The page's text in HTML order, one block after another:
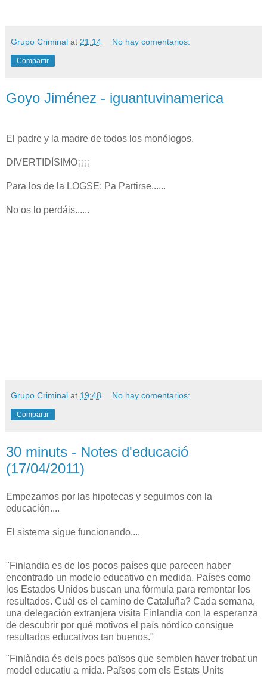
Grupo Criminal at 21:14 No hay comentarios:
Compartir
Goyo Jiménez - iguantuvinamerica
El padre y la madre de todos los monólogos.
DIVERTIDÍSIMO¡¡¡¡
Para los de la LOGSE: Pa Partirse......
No os lo perdáis......
Grupo Criminal at 19:48 No hay comentarios:
Compartir
30 minuts - Notes d'educació
(17/04/2011)
Empezamos por las hipotecas y seguimos con la
educación....
El sistema sigue funcionando....
"Finlandia es de los pocos países que parecen haber
encontrado un modelo educativo en medida. Países como
los Estados Unidos buscan una fórmula para remontar los
resultados. Cuál es el camino de Cataluña? Cada semana,
una delegación extranjera visita Finlandia con la esperanza
de descubrir por qué motivos el país nórdico consigue
resultados educativos tan buenos."
"Finlàndia és dels pocs països que semblen haver trobat un
model educatiu a mida. Països com els Estats Units